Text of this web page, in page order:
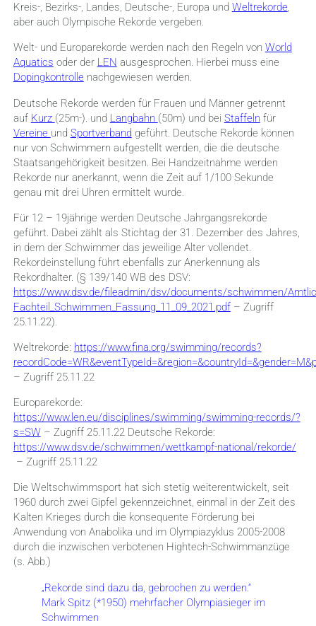
Kreis-, Bezirks-, Landes, Deutsche-, Europa und Weltrekorde,
aber auch Olympische Rekorde vergeben.
Welt- und Europarekorde werden nach den Regeln von World
Aquatics oder der LEN ausgesprochen. Hierbei muss eine
Dopingkontrolle nachgewiesen werden.
Deutsche Rekorde werden für Frauen und Männer getrennt
auf Kurz (25m-). und Langbahn (50m) und bei Staffeln für
Vereine und Sportverband geführt. Deutsche Rekorde können
nur von Schwimmern aufgestellt werden, die die deutsche
Staatsangehörigkeit besitzen. Bei Handzeitnahme werden
Rekorde nur anerkannt, wenn die Zeit auf 1/100 Sekunde
genau mit drei Uhren ermittelt wurde.
Für 12 – 19jährige werden Deutsche Jahrgangsrekorde
geführt. Dabei zählt als Stichtag der 31. Dezember des Jahres,
in dem der Schwimmer das jeweilige Alter vollendet.
Rekordeinstellung führt ebenfalls zur Anerkennung als
Rekordhalter. (§ 139/140 WB des DSV:
https://www.dsv.de/fileadmin/dsv/documents/schwimmen/
Fachteil_Schwimmen_Fassung_11_09_2021.pdf– Zugriff
25.11.22).
Weltrekorde: https://www.fina.org/swimming/records?
– Zugriff 25.11.22
Europarekorde:
https://www.len.eu/disciplines/swimming/swimming-records/?
s=SW – Zugriff 25.11.22 Deutsche Rekorde:
https://www.dsv.de/schwimmen/wettkampf-national/rekorde/
– Zugriff 25.11.22
Die Weltschwimmsport hat sich stetig weiterentwickelt, seit
1960 durch zwei Gipfel gekennzeichnet, einmal in der Zeit des
Kalten Krieges durch die konsequente Förderung bei
Anwendung von Anabolika und im Olympiazyklus 2005-2008
durch die inzwischen verbotenen Hightech-Schwimmanzüge
(s. Abb.)
„Rekorde sind dazu da, gebrochen zu werden.“
Mark Spitz (*1950) mehrfacher Olympiasieger im
Schwimmen